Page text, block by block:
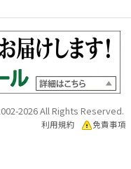
2026 All Rights Reserved.
利用規約 免責事項